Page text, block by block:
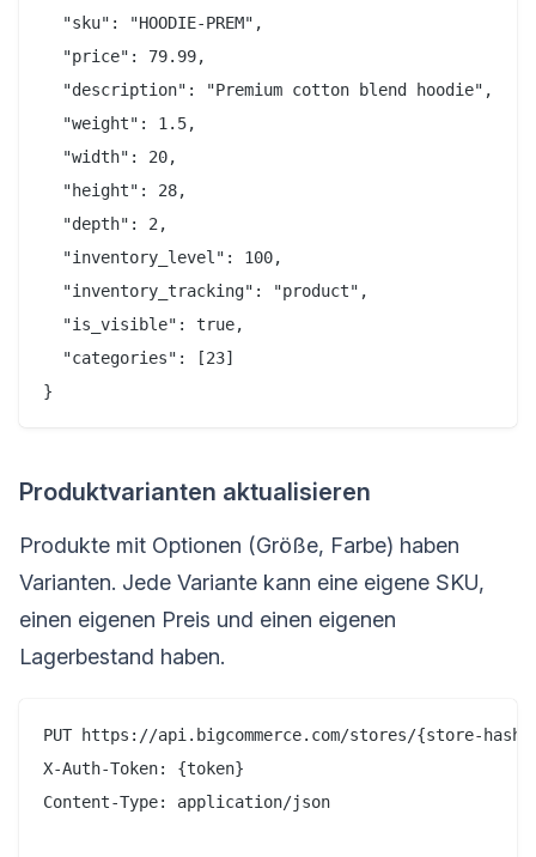
  "sku": "HOODIE-PREM",
  "price": 79.99,
  "description": "Premium cotton blend hoodie",
  "weight": 1.5,
  "width": 20,
  "height": 28,
  "depth": 2,
  "inventory_level": 100,
  "inventory_tracking": "product",
  "is_visible": true,
  "categories": [23]
Produktvarianten aktualisieren
Produkte mit Optionen (Größe, Farbe) haben
Varianten. Jede Variante kann eine eigene SKU,
einen eigenen Preis und einen eigenen
Lagerbestand haben.
PUT https://api.bigcommerce.com/stores/{store-
X-Auth-Token: {token}
Content-Type: application/json